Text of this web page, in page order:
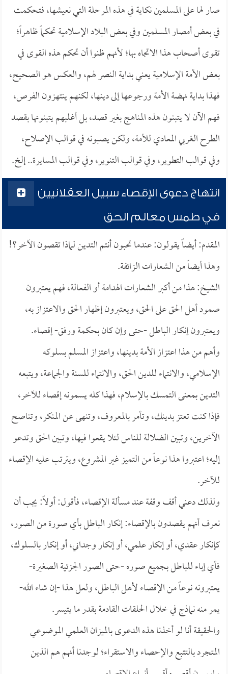
صار لها على المسلمين نكاية في هذه المرحلة التي نعيشها، فتحكمت
في بعض أمصار المسلمين وفي بعض البلاد الإسلامية تحكماً ظاهراً؛
تقوى أصحاب هذا الاتجاه بها؛ لأنهم ظنوا أن تحكم هذه القوى في
بعض الأمة الإسلامية يعني بداية النصر لهم، والعكس هو الصحيح،
فهذا بداية نهضة الأمة ورجوعها إلى دينها، لكنهم ينتهزون الفرص،
فهم الآن لا يتبنون هذه المناهج بغير قصد، بل أغلبهم يتبنونها بقصد
الطرح الغربي المعادي للأمة، ولكن يصبونه في قوالب الإصلاح،
وفي قوالب التطوير، وفي قوالب التنوير، وفي قوالب المسايرة.. إلخ.
انتهاج دعوى الإقصاء سبيل العقلانيين
في طمس معالم الحق
المقدم: أيضاً يقولون: عندما تحبون أنتم التدين لماذا تقصون الآخر؟!
وهذا أيضاً من الشعارات الزائفة.
الشيخ: هذا من أكبر الشعارات الهدامة أو الفعالة، فهم يعتبرون
صمود أهل الحق على الحق، ويعتبرون إظهار الحق والاعتزاز به،
ويعتبرون إنكار الباطل -حتى وإن كان بحكمة ورفق- إقصاء.
وأهم من هذا اعتزاز الأمة بدينها، واعتزاز المسلم بسلوكه
الإسلامي، والانتماء للدين الحق، والانتماء للسنة والجماعة، ويتبعه
التدين بمعنى التمسك بالإسلام، فهذا كله يسمونه إقصاء للآخر،
فإذا كنت تعتز بدينك، وتأمر بالمعروف، وتنهى عن المنكر، وتناصح
الآخرين، وتبين الضلالة للناس لئلا يقعوا فيها، وتبين الحق وتدعو
إليه؛ اعتبروا هذا نوعاً من التميز غير المشروع، ويترتب عليه الإقصاء
للآخر.
ولذلك دعني أقف وقفة عند مسألة الإقصاء، فأقول: أولاً: يجب أن
نعرف أنهم يقصدون بالإقصاء: إنكار الباطل بأي صورة من الصور،
كإنكار عقدي، أو إنكار علمي، أو إنكار وجداني، أو إنكار بالسلوك،
فأي إباء للباطل بجميع صوره -حتى الصور الجزئية الصغيرة-
يعتبرونه نوعاً من الإقصاء لأهل الباطل، ولعل هذا -إن شاء الله-
يمر منه نماذج في خلال الحلقات القادمة بقدر ما يتيسر.
والحقيقة أنا لو أخذنا هذه الدعوى بالميزان العلمي الموضوعي
المتجرد بالتتبع والإحصاء والاستقراء؛ لوجدنا أنهم هم الذين